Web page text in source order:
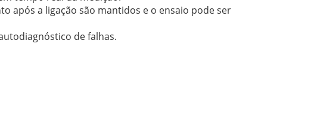
após a ligação são mantidos e o ensaio pode ser
de falhas.